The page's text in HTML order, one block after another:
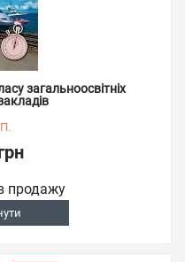
загальноосвітніх
продажу